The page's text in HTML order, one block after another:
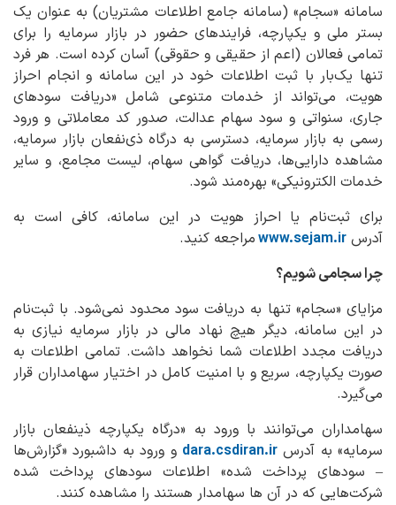
سامانه «سجام» (سامانه جامع اطلاعات مشتریان) به عنوان یک
بستر ملی و یکپارچه، فرایندهای حضور در بازار سرمایه را برای
تمامی فعالان (اعم از حقیقی و حقوقی) آسان کرده است. هر فرد
تنها یک‌بار با ثبت اطلاعات خود در این سامانه و انجام احراز
هویت، می‌تواند از خدمات متنوعی شامل «دریافت سودهای
جاری، سنواتی و سود سهام عدالت، صدور کد معاملاتی و ورود
رسمی به بازار سرمایه، دسترسی به درگاه ذی‌نفعان بازار سرمایه،
مشاهده دارایی‌ها، دریافت گواهی سهام، لیست مجامع، و سایر
خدمات الکترونیکی» بهره‌مند شود.
برای ثبت‌نام یا احراز هویت در این سامانه، کافی است به
آدرس www.sejam.irمراجعه کنید.
چرا سجامی شویم؟
مزایای «سجام» تنها به دریافت سود محدود نمی‌شود. با ثبت‌نام
در این سامانه، دیگر هیچ نهاد مالی در بازار سرمایه نیازی به
دریافت مجدد اطلاعات شما نخواهد داشت. تمامی اطلاعات به
صورت یکپارچه، سریع و با امنیت کامل در اختیار سهامداران قرار
می‌گیرد.
سهامداران می‌توانند با ورود به «درگاه یکپارچه ذینفعان بازار
سرمایه» به آدرسdara.csdiran.ir و ورود به داشبورد «گزارش‌ها
– سودهای پرداخت شده» اطلاعات سودهای پرداخت شده
شرکت‌هایی که در آن ها سهامدار هستند را مشاهده کنند.